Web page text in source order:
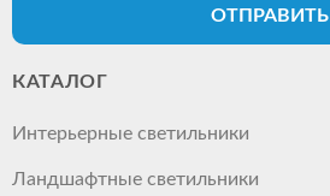
ОТПРАВИТЬ
КАТАЛОГ
Интерьерные светильники
Ландшафтные светильники